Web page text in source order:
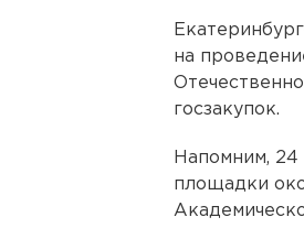
на
госзакупок.
Напомним, 24
площадки